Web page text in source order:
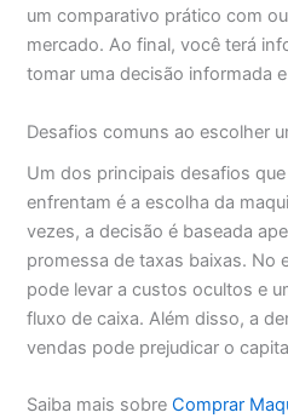
um comparativo prático com
mercado. Ao final, você terá
tomar uma decisão informada
Desafios comuns ao escolher
Um dos principais desafios
enfrentam é a escolha da
vezes, a decisão é baseada
promessa de taxas baixas. No
pode levar a custos ocultos e
fluxo de caixa. Além disso, a
vendas pode prejudicar o
Saiba mais sobreComprar